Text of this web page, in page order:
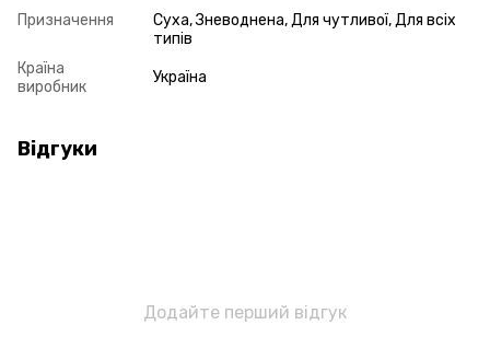
Призначення
Суха, Зневоднена, Для чутливої, Для всіх
типів
Країна
виробник
Україна
Відгуки
Додайте перший відгук